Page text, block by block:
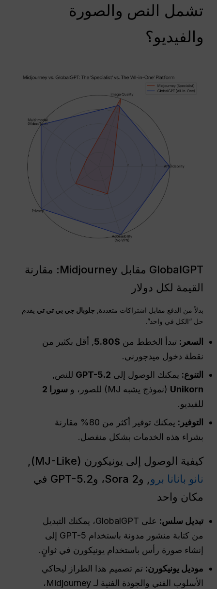
تشمل النص والصورة
والفيديو؟
GlobalGPT مقابل Midjourney: مقارنة
القيمة لكل دولار
بدلاً من الدفع مقابل اشتراكات متعددة, جلوبال جي بي تي تي يقدم
حل “الكل في واحد”.
السعر: تبدأ الخطط من $5.80
, أقل بكثير من
نقطة دخول ميدجورني.
التنوع: يمكنك الوصول إلى GPT-5.2 للنص,
Unikorn (نموذج يشبه MJ) للصور، و
سورا 2
للفيديو.
التوفير:
يمكنك توفير أكثر من 80% مقارنة
بشراء هذه الخدمات بشكل منفصل.
كيفية الوصول إلى يونيكورن (MJ-Like),
نانو بانانا برو
, وSora 2، وGPT-5.2 في
مكان واحد
تبديل سلس:
على GlobalGPT، يمكنك التبديل
من كتابة منشور مدونة باستخدام GPT-5 إلى
إنشاء صورة رأس باستخدام يونيكورن في ثوانٍ.
موديل يونيكورن: تم تصميم هذا الطراز ليحاكي
الأسلوب الفني والجودة الفنية لـ Midjourney،